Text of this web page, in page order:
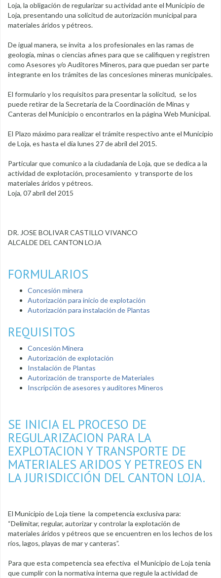
Loja, la obligación de regularizar su actividad ante el Municipio de
Loja, presentando una solicitud de autorización municipal para
materiales áridos y pétreos.
De igual manera, se invita a los profesionales en las ramas de
geología, minas o ciencias afines para que se califiquen y registren
como Asesores y/o Auditores Mineros, para que puedan ser parte
integrante en los trámites de las concesiones mineras municipales.
El formulario y los requisitos para presentar la solicitud, se los
puede retirar de la Secretaría de la Coordinación de Minas y
Canteras del Municipio o encontrarlos en la página Web Municipal.
El Plazo máximo para realizar el trámite respectivo ante el Municipio
de Loja, es hasta el día lunes 27 de abril del 2015.
Particular que comunico a la ciudadanía de Loja, que se dedica a la
actividad de explotación, procesamiento y transporte de los
materiales áridos y pétreos.
Loja, 07 abril del 2015
DR. JOSE BOLIVAR CASTILLO VIVANCO
ALCALDE DEL CANTON LOJA
FORMULARIOS
Concesión minera
Autorización para inicio de explotación
Autorización para instalación de Plantas
REQUISITOS
Concesión Minera
Autorización de explotación
Instalación de Plantas
Autorización de transporte de Materiales
Inscripción de asesores y auditores Mineros
SE INICIA EL PROCESO DE
REGULARIZACION PARA LA
EXPLOTACION Y TRANSPORTE DE
MATERIALES ARIDOS Y PETREOS EN
LA JURISDICCIÓN DEL CANTON LOJA.
El Municipio de Loja tiene la competencia exclusiva para:
“Delimitar, regular, autorizar y controlar la explotación de
materiales áridos y pétreos que se encuentren en los lechos de los
ríos, lagos, playas de mar y canteras”.
Para que esta competencia sea efectiva el Municipio de Loja tenía
que cumplir con la normativa interna que regule la actividad de